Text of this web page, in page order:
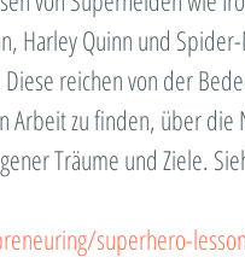
Harley Quinn und
reichen von der
zu finden, über die
Träume und Ziele​.
superhero-